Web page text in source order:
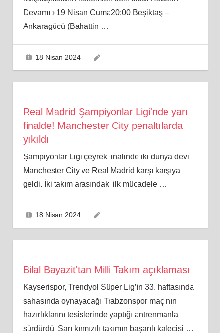
Devamı › 19 Nisan Cuma20:00 Beşiktaş –
Ankaragücü (Bahattin …
18 Nisan 2024
Real Madrid Şampiyonlar Ligi'nde yarı
finalde! Manchester City penaltılarda
yıkıldı
Şampiyonlar Ligi çeyrek finalinde iki dünya devi
Manchester City ve Real Madrid karşı karşıya
geldi. İki takım arasındaki ilk mücadele …
18 Nisan 2024
Bilal Bayazit'tan Milli Takım açıklaması
Kayserispor, Trendyol Süper Lig’in 33. haftasında
sahasında oynayacağı Trabzonspor maçının
hazırlıklarını tesislerinde yaptığı antrenmanla
sürdürdü. Sarı kırmızılı takımın başarılı kalecisi …